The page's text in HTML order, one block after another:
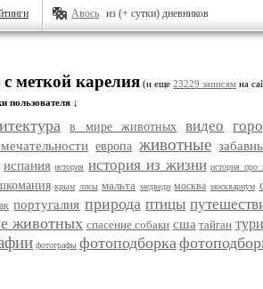
Авось из (+ сутки) дневников
с меткой карелия (и еще 23229 записям на
пользователя ↓
в мире животных видео
европа животные
испания история история из жизни история про
крым лисы мальта медведи москва москвариум
португалия природа птицы
животных спасение собаки сша тайган
фотографы фотоподборка